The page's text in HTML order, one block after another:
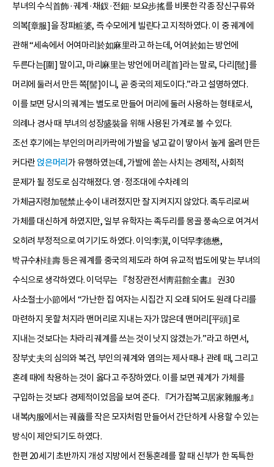
부녀의 수식首飾·궤계·채釵·전鈿·보요步搖를 비롯한 각종 장신구류와
의복[章服]을 장파粧婆, 즉 수모에게 빌린다고 지적하였다. 이 중 궤계에
관해 “세속에서 어여마리於如麻里라고 하는데, 어여於如는 방언에
두른다는[圍] 말이고, 마리麻里는 방언에 머리[首]라는 말로, 다리[髢]를
머리에 둘러서 만든 쪽[髻]이니, 곧 중국의 제도이다.”라고 설명하였다.
이를 보면 당시의 궤계는 별도로 만들어 머리에 둘러 사용하는 형태로서,
의례나 경사 때 부녀의 성장盛裝을 위해 사용된 가계로 볼 수 있다.
조선 후기에는 부인의 머리카락에 가발을 넣고 같이 땋아서 높게 올려 만든
커다란 얹은머리 가 유행하였는데, 가발에 쏟는 사치는 경제적, 사회적
문제가 될 정도로 심각해졌다. 영·정조대에 수차례의
가체금지령加髢禁止令이 내려졌지만 잘 지켜지지 않았다. 족두리로써
가체를 대신하게 하였지만, 일부 유학자는 족두리를 몽골 풍속으로 여겨서
오히려 부정적으로 여기기도 하였다. 이익李瀷, 이덕무李德懋,
박규수朴珪壽 등은 궤계를 중국의 제도라 하여 유교적 법도에 맞는 부녀의
수식으로 생각하였다. 이덕무는 『청장관전서靑莊館全書』 권30
사소절士小節에서 “가난한 집 여자는 시집간 지 오래 되어도 원래 다리를
마련하지 못할 처지라 맨머리로 지내는 자가 많은데 맨머리[平頭]로
지내는 것보다는 차라리 궤계를 쓰는 것이 낫지 않겠는가.”라고 하면서,
장부丈夫의 심의와 복건, 부인의 궤계와 염의는 제사 때나 관례 때, 그리고
혼례 때에 착용하는 것이 옳다고 주장하였다. 이를 보면 궤계가 가체를
구입하는 것보다 경제적이었음을 보여 준다. 『거가잡복고居家雜服考』
내복內服에서는 궤蔮를 작은 모자처럼 만들어서 간단하게 사용할 수 있는
방식이 제안되기도 하였다.
한편 20세기 초반까지 개성 지방에서 전통혼례를 할 때 신부가 한 독특한